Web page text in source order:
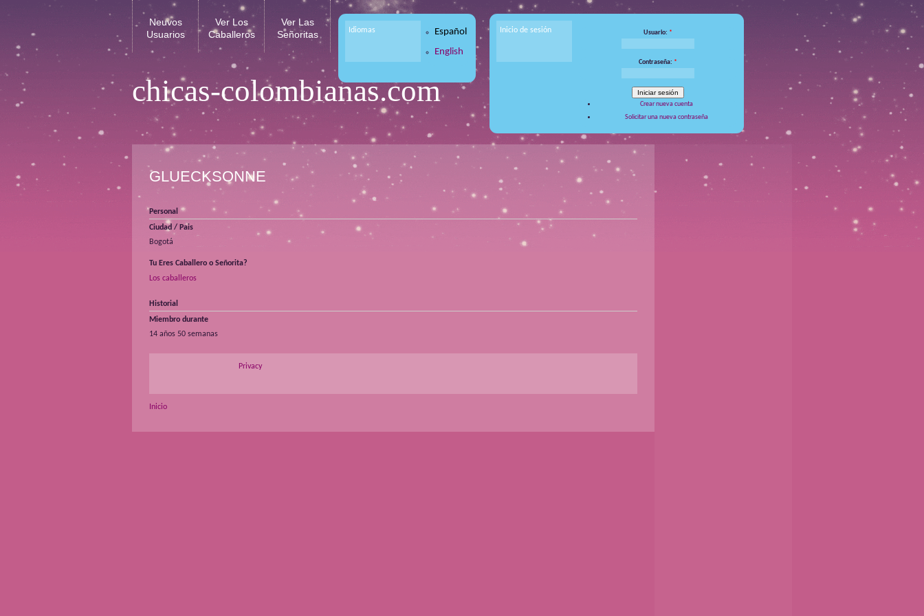
chicas-colombianas.com
Neuvos
Usuarios
Ver Los
Caballeros
Ver Las
Señoritas
Idiomas
Español
English
Inicio de sesión Usuario: *
Contraseña: *
Crear nueva cuenta
Solicitar una nueva contraseña
GLUECKSONNE
Personal
Ciudad / Pais
Bogotá
Tu Eres Caballero o Señorita?
Los caballeros
Historial
Miembro durante
14 años 50 semanas
Privacy
Inicio